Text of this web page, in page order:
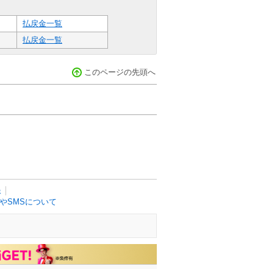
払戻金一覧
払戻金一覧
このページの先頭へ
SMSについて